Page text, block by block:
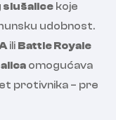
slušalice koje
udobnost.
ili Battle Royale
omogućava
protivnika – pre